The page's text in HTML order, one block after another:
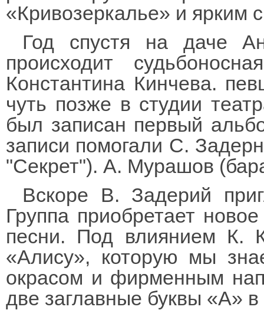
«Кривозеркалье» и ярким
Год спустя на даче
происходит
Константина Кинчева.
чуть позже в студии
был записан первый
записи помогали С.
"Секрет"). А. Мурашов
Вскоре В. Задерий
Группа приобретает
песни. Под влиянием К.
«Алису», которую мы
окрасом и фирменным
две заглавные буквы «А» в